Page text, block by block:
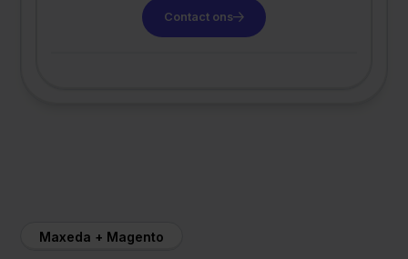
Contact ons
Maxeda + Magento